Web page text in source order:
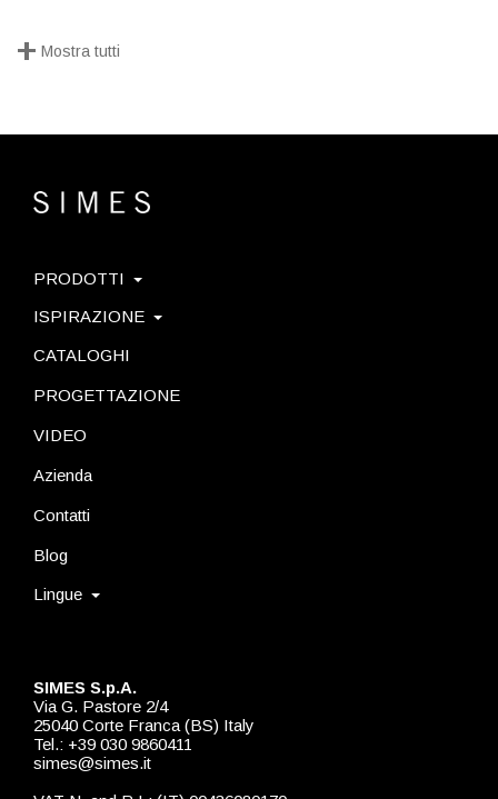
+ Mostra tutti
SIMES S.p.A.
Via G. Pastore 2/4
25040 Corte Franca (BS) Italy
Tel.: +39 030 9860411
simes@simes.it
PRODOTTI
ISPIRAZIONE
CATALOGHI
PROGETTAZIONE
VIDEO
Azienda
Contatti
Blog
Lingue